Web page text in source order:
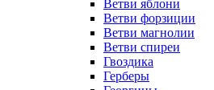
Ветви яблони
Ветви форзиции
Ветви магнолии
Ветви спиреи
Гвоздика
Герберы